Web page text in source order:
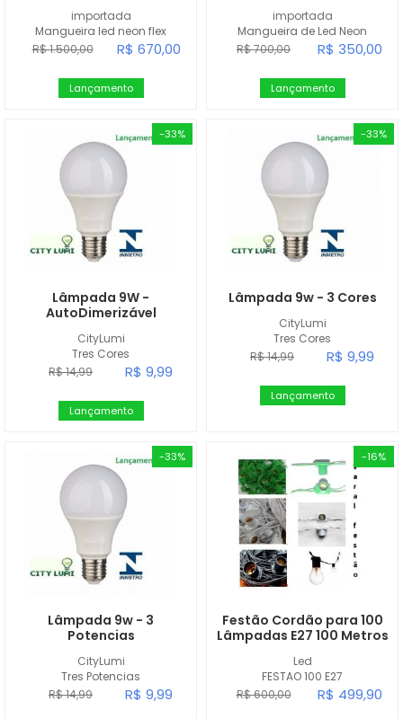
importada
Mangueira led neon flex
R$ 1.500,00 R$ 670,00
Lançamento
importada
Mangueira de Led Neon
R$ 700,00 R$ 350,00
Lançamento
-33%
CityLumi
Tres Cores
Lâmpada 9W -
AutoDimerizável
R$ 14,99 R$ 9,99
Lançamento
-33%
CityLumi
Tres Cores
Lâmpada 9w - 3 Cores
R$ 14,99 R$ 9,99
Lançamento
-33%
CityLumi
Tres Potencias
Lâmpada 9w - 3
Potencias
R$ 14,99 R$ 9,99
-16%
Led
FESTAO 100 E27
Festão Cordão para 100
Lâmpadas E27 100 Metros
R$ 600,00 R$ 499,90